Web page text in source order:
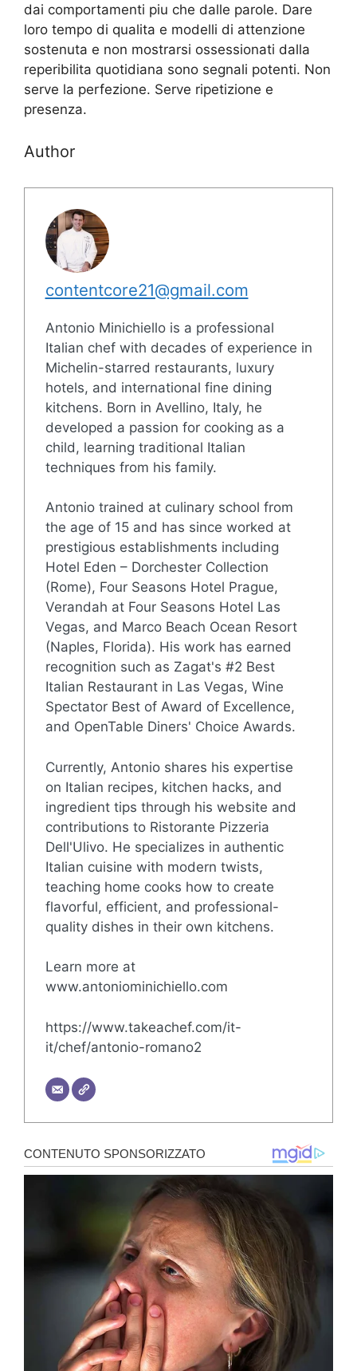
dai comportamenti piu che dalle parole. Dare
loro tempo di qualita e modelli di attenzione
sostenuta e non mostrarsi ossessionati dalla
reperibilita quotidiana sono segnali potenti. Non
serve la perfezione. Serve ripetizione e
presenza.
Author
contentcore21@gmail.com
Antonio Minichiello is a professional
Italian chef with decades of experience in
Michelin-starred restaurants, luxury
hotels, and international fine dining
kitchens. Born in Avellino, Italy, he
developed a passion for cooking as a
child, learning traditional Italian
techniques from his family.
Antonio trained at culinary school from
the age of 15 and has since worked at
prestigious establishments including
Hotel Eden – Dorchester Collection
(Rome), Four Seasons Hotel Prague,
Verandah at Four Seasons Hotel Las
Vegas, and Marco Beach Ocean Resort
(Naples, Florida). His work has earned
recognition such as Zagat's #2 Best
Italian Restaurant in Las Vegas, Wine
Spectator Best of Award of Excellence,
and OpenTable Diners' Choice Awards.
Currently, Antonio shares his expertise
on Italian recipes, kitchen hacks, and
ingredient tips through his website and
contributions to Ristorante Pizzeria
Dell'Ulivo. He specializes in authentic
Italian cuisine with modern twists,
teaching home cooks how to create
flavorful, efficient, and professional-
quality dishes in their own kitchens.
Learn more at
www.antoniominichiello.com
https://www.takeachef.com/it-
it/chef/antonio-romano2